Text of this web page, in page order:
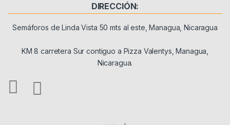
DIRECCIÓN:
Semáforos de Linda Vista 50 mts al este, Managua, Nicaragua
KM 8 carretera Sur contiguo a Pizza Valentys, Managua,
Nicaragua.